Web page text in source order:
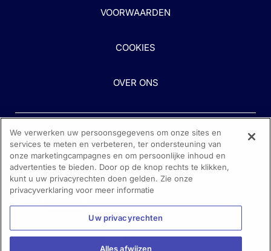
VOORWAARDEN
COOKIES
OVER ONS
Heeft u hulp nodig?
Neem contact met ons op
We verwerken uw persoonsgegevens om onze sites en
services te meten en verbeteren, ter ondersteuning van
onze marketingcampagnes en om persoonlijke inhoud en
advertenties te bieden. Door op de knop rechts te klikken,
kunt u uw privacyrechten doen gelden. Zie onze
privacyverklaring voor meer informatie
Uw privacyrechten
Alles afwijzen